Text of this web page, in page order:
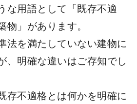
な用語として「既存不適
」があります。
法を満たしていない建物に
、明確な違いはご存知でし
存不適格とは何かを明確に